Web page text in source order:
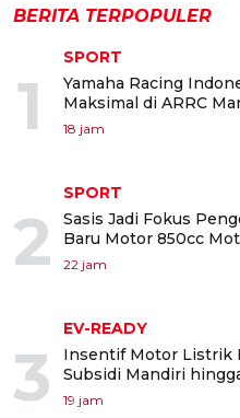
BERITA TERPOPULER
1
SPORT
Yamaha Racing
Maksimal di ARRC
18 jam
2
SPORT
Sasis Jadi Fokus
Baru Motor 850cc
22 jam
3
EV-READY
Insentif Motor Listrik
Subsidi Mandiri
19 jam